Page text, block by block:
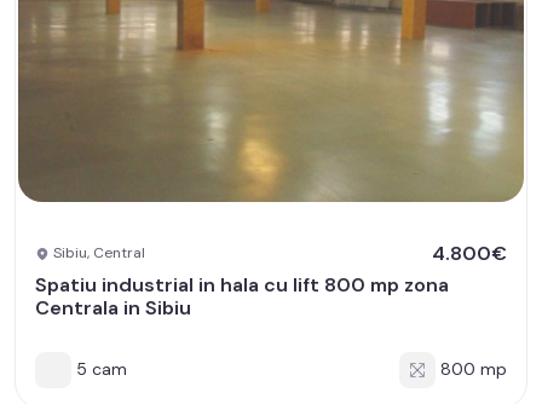
Sibiu, Central
4.800€
Spatiu industrial in hala cu lift 800 mp zona
Centrala in Sibiu
5 cam 800 mp